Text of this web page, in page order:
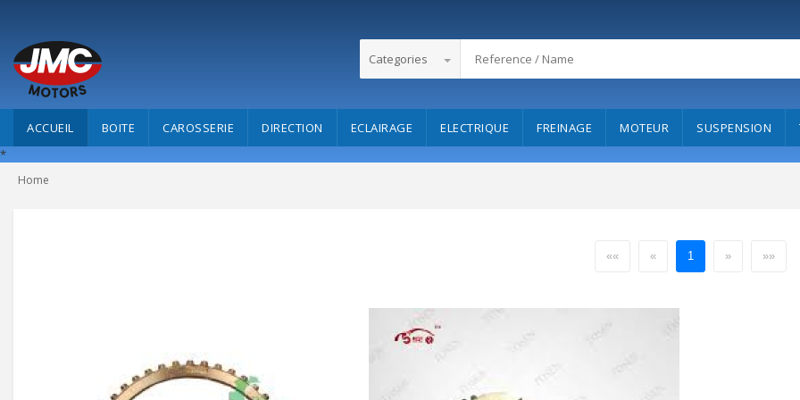
Categories
ACCUEIL BOITE CAROSSERIE DIRECTION ECLAIRAGE ELECTRIQUE FREINAGE MOTEUR SUSPENSION
*
Home
«« « 1 » »»